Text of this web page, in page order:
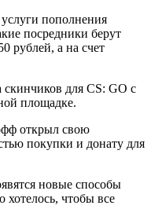
пополнения
посредники берут
рублей, а на счет
для CS: GO с
площадке.
открыл свою
покупки и донату для
новые способы
хотелось, чтобы все